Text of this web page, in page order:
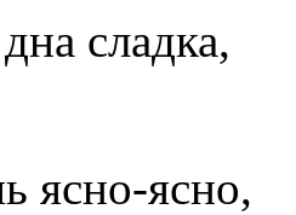
сладка,
ясно-ясно,